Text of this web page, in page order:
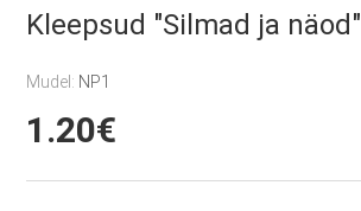
Kleepsud "Silmad ja näod"
Mudel: NP1
1.20€